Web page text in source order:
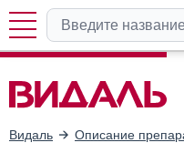
Видаль Описание